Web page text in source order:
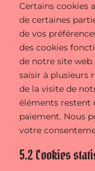
Certains cookies
de certaines
de vos
des cookies
de notre site web.
saisir à plusieurs
de la visite de
éléments restent
paiement. Nous
votre
5.2 Cookies